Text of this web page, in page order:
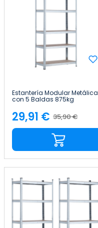
Estantería Modular Metálica
con 5 Baldas 875kg
90x40x180cm Thinia Home
Precio
base
35,90 €
Precio
29,91 €